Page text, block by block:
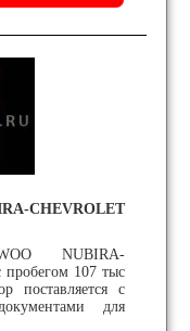
CHEVROLET
NUBIRA-
107 тыс
поставляется с
для